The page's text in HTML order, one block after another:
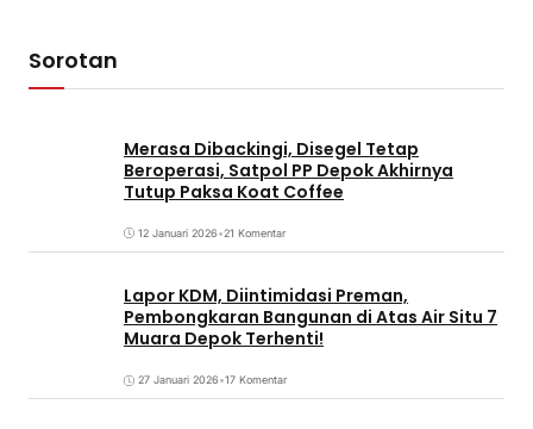
Sorotan
Merasa Dibackingi, Disegel Tetap
Beroperasi, Satpol PP Depok Akhirnya
Tutup Paksa Koat Coffee
12 Januari 2026•21 Komentar
Lapor KDM, Diintimidasi Preman,
Pembongkaran Bangunan di Atas Air Situ 7
Muara Depok Terhenti!
27 Januari 2026•17 Komentar